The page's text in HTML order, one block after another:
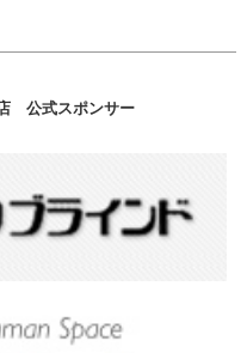
公式スポンサー